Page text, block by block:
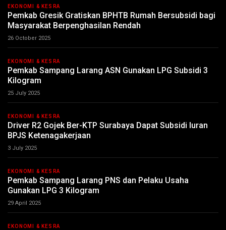
EKONOMI & KESRA
Pemkab Gresik Gratiskan BPHTB Rumah Bersubsidi bagi
Masyarakat Berpenghasilan Rendah
26 October 2025
EKONOMI & KESRA
Pemkab Sampang Larang ASN Gunakan LPG Subsidi 3
Kilogram
25 July 2025
EKONOMI & KESRA
Driver R2 Gojek Ber-KTP Surabaya Dapat Subsidi Iuran
BPJS Ketenagakerjaan
3 July 2025
EKONOMI & KESRA
Pemkab Sampang Larang PNS dan Pelaku Usaha
Gunakan LPG 3 Kilogram
29 April 2025
EKONOMI & KESRA